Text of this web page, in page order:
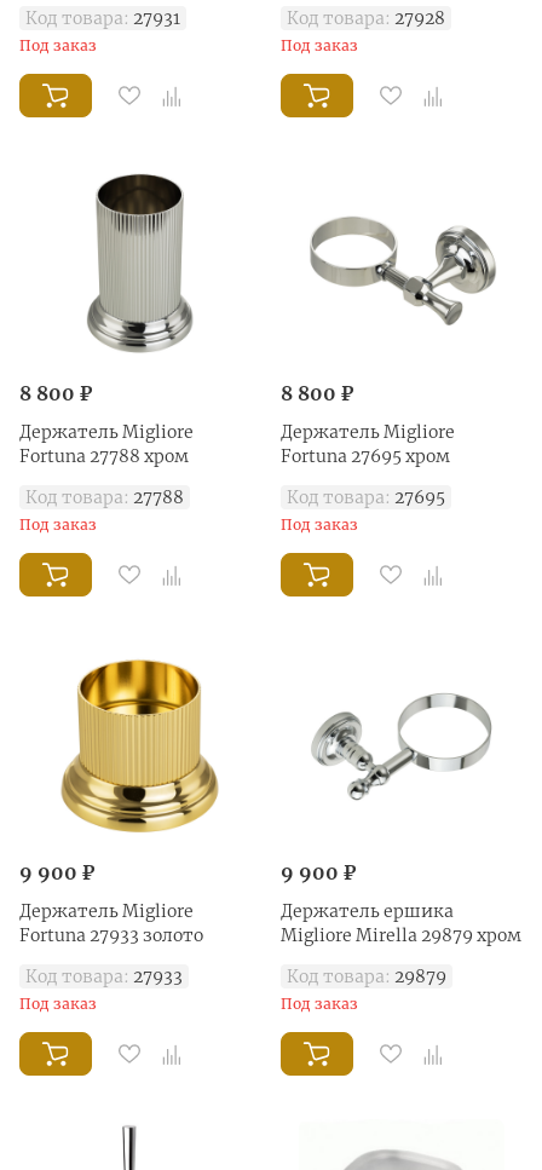
Код товара: 27931
Под заказ
Код товара: 27928
Под заказ
8 800 ₽
Держатель Migliore
Fortuna 27788 хром
Код товара: 27788
Под заказ
8 800 ₽
Держатель Migliore
Fortuna 27695 хром
Код товара: 27695
Под заказ
9 900 ₽
Держатель Migliore
Fortuna 27933 золото
Код товара: 27933
Под заказ
9 900 ₽
Держатель ершика
Migliore Mirella 29879 хром
Код товара: 29879
Под заказ